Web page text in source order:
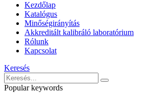
Kezdőlap
Katalógus
Minőségirányítás
Akkreditált kalibráló laboratórium
Rólunk
Kapcsolat
Keresés
Popular keywords